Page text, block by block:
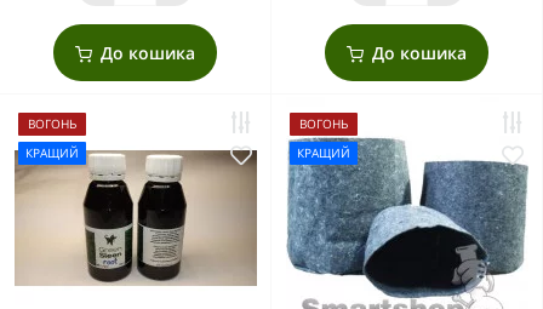
До кошика До кошика
ВОГОНЬ
КРАЩИЙ
ВОГОНЬ
КРАЩИЙ